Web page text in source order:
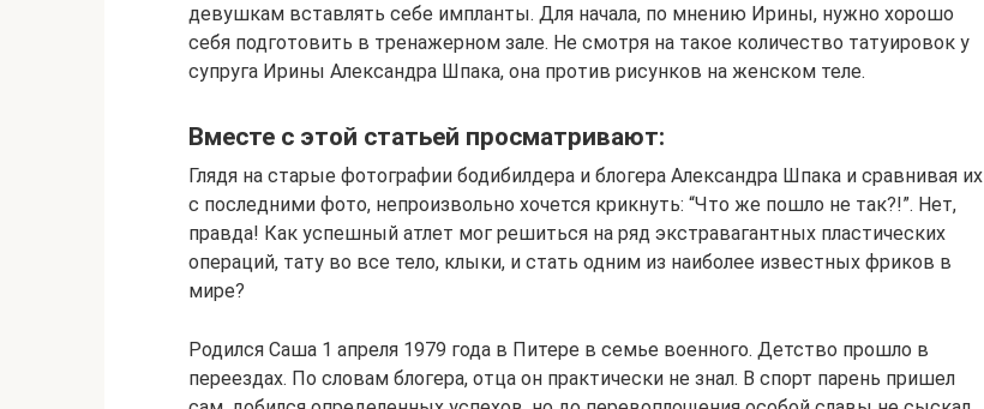
девушкам вставлять себе импланты. Для начала, по мнению Ирины, нужно хорошо
себя подготовить в тренажерном зале. Не смотря на такое количество татуировок у
супруга Ирины Александра Шпака, она против рисунков на женском теле.
Вместе с этой статьей просматривают:
Глядя на старые фотографии бодибилдера и блогера Александра Шпака и сравнивая их
с последними фото, непроизвольно хочется крикнуть: “Что же пошло не так?!”. Нет,
правда! Как успешный атлет мог решиться на ряд экстравагантных пластических
операций, тату во все тело, клыки, и стать одним из наиболее известных фриков в
мире?
Родился Саша 1 апреля 1979 года в Питере в семье военного. Детство прошло в
переездах. По словам блогера, отца он практически не знал. В спорт парень пришел